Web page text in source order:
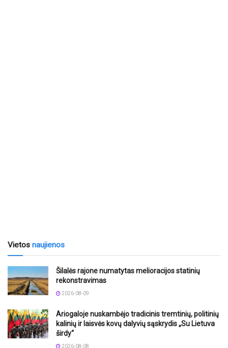
Vietos naujienos
Šilalės rajone numatytas melioracijos statinių
rekonstravimas
2026-08-09
Ariogaloje nuskambėjo tradicinis tremtinių, politinių
kalinių ir laisvės kovų dalyvių sąskrydis „Su Lietuva
širdy“
2026-08-08